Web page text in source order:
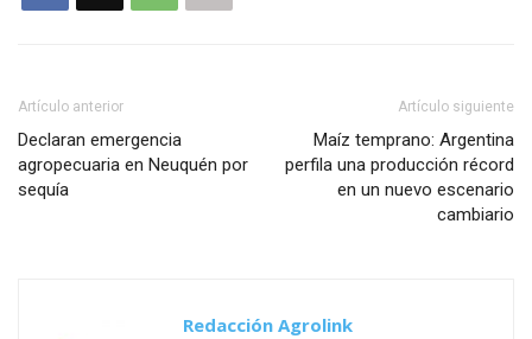
Artículo anterior
Declaran emergencia
agropecuaria en Neuquén por
sequía
Artículo siguiente
Maíz temprano: Argentina
perfila una producción récord
en un nuevo escenario
cambiario
Redacción Agrolink